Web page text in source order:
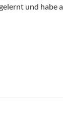
und habe